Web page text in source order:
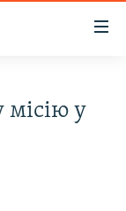
місію у